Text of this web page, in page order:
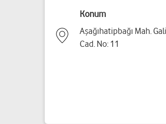
Konum
Aşağıhatipbağı Mah.
Cad. No: 11